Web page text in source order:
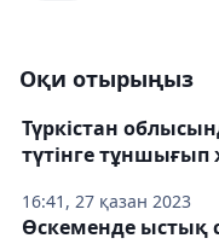
Оқи отырыңыз
16:41, 27 қазан 2023
Түркістан
түтінге
Өскеменде ыстық